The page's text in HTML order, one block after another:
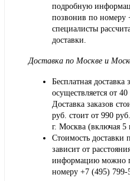
подробную
позвонив по номеру
специалисты
доставки.
Доставка по Москве и
Бесплатная доставка
осуществляется от 40
Доставка заказов
руб. стоит от 990
г. Москва (включая
Стоимость доставки
зависит от
информацию можно
номеру +7 (495) 799-